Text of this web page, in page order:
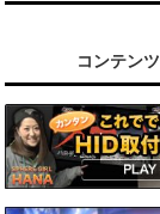
コンテンツ